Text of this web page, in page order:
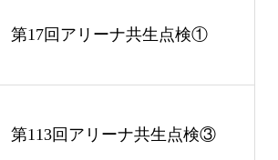
第17回アリーナ共生点検①
第113回アリーナ共生点検③